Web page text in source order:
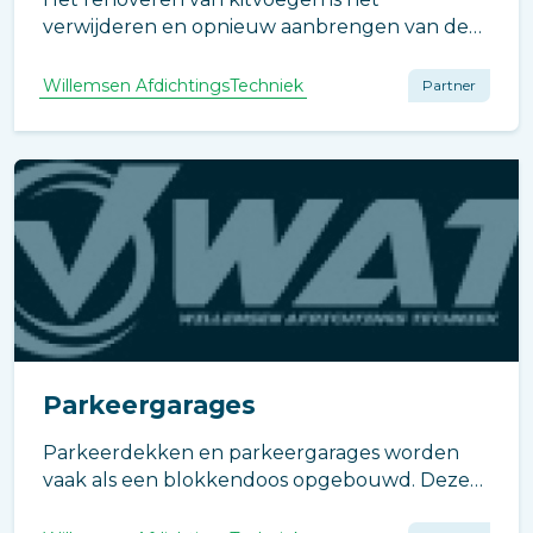
verwijderen en opnieuw aanbrengen van de
voegen moet secuur worden gedaan om
problemen bij het aanbrengen van nieuwe
elastische voegen te voorkomen.
Willemsen AfdichtingsTechniek Partner
Parkeergarages
Parkeerdekken en parkeergarages worden
vaak als een blokkendoos opgebouwd. Deze